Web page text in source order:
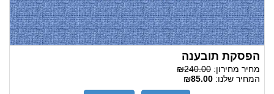
הפסקת תובענה
מחיר מחירון: ₪240.00
המחיר שלנו: ₪85.00